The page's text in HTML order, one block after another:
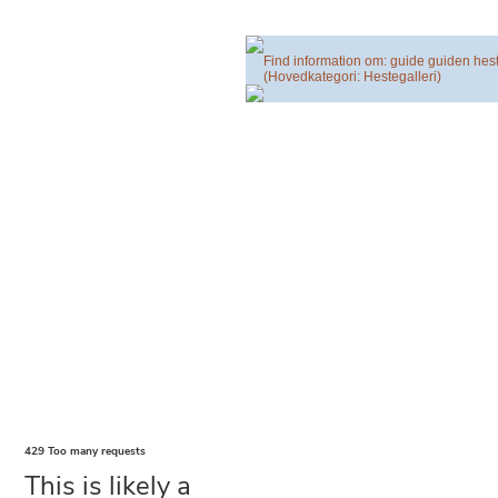
Find information om: guide guiden
(Hovedkategori: Hestegalleri)